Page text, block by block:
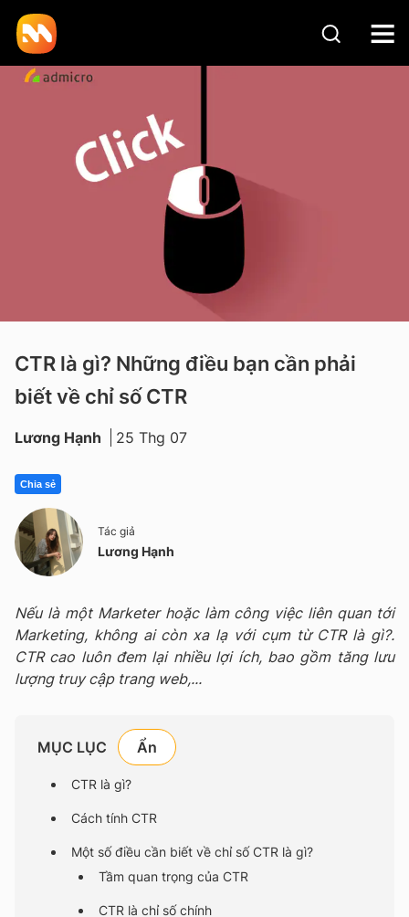
CTR là gì? Những điều bạn cần phải
biết về chỉ số CTR
Lương Hạnh 25 Thg 07
Chia sẻ
Tác giả
Lương Hạnh
Nếu là một Marketer hoặc làm công việc liên quan tới
Marketing, không ai còn xa lạ với cụm từ CTR là gì?.
CTR cao luôn đem lại nhiều lợi ích, bao gồm tăng lưu
lượng truy cập trang web,...
MỤC LỤC
CTR là gì?
Cách tính CTR
Một số điều cần biết về chỉ số CTR là gì?
Tầm quan trọng của CTR
CTR là chỉ số chính